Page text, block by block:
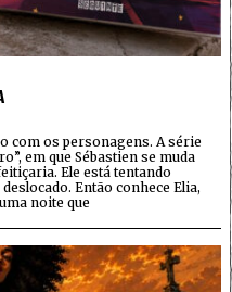
com os personagens. A série
em que Sébastien se muda
Ele está tentando
Então conhece Elia,
noite que